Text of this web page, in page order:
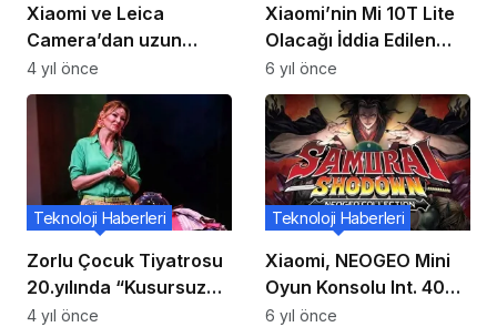
Xiaomi ve Leica
Camera’dan uzun
vadeli stratejik iş birliği
4 yıl önce
Xiaomi’nin Mi 10T Lite
Olacağı İddia Edilen
Yeni Bir Akıllı Telefonu
Ortaya Çıktı!
6 yıl önce
Zorlu Çocuk Tiyatrosu
20.yılında “Kusursuz
Dünya Müzikali" ile
Teknoloji Haberleri
4 yıl önce
Xiaomi, NEOGEO Mini
Oyun Konsolu Int. 40
Klasik Oyun İçeren
Teknoloji Haberleri
6 yıl önce